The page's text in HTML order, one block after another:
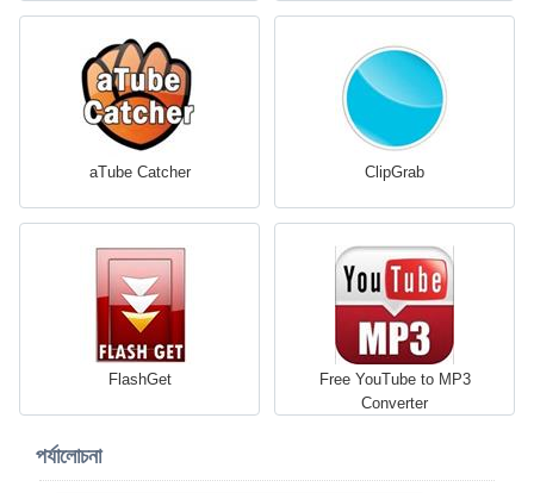
aTube Catcher ClipGrab
FlashGet
Free YouTube to MP3
Converter
পর্যালোচনা